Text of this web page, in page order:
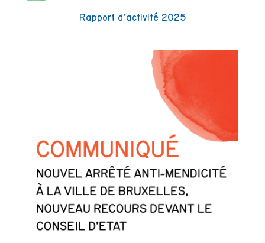
Rapport d’activité 2025